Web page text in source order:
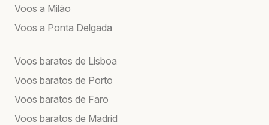
Voos a Milão
Voos a Ponta Delgada
Voos baratos de Lisboa
Voos baratos de Porto
Voos baratos de Faro
Voos baratos de Madrid